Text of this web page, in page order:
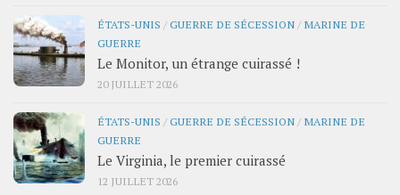
ÉTATS-UNIS /GUERRE DE SÉCESSION / MARINE DE
GUERRE
Le Monitor, un étrange cuirassé !
20 JUILLET 2026
ÉTATS-UNIS /GUERRE DE SÉCESSION / MARINE DE
GUERRE
Le Virginia, le premier cuirassé
12 JUILLET 2026